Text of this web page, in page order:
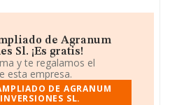
de Agranum
Sl. ¡Es gratis!
y te regalamos el
esta empresa.
DE AGRANUM
SL.